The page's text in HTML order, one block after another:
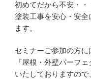
初めてだから不安・
塗装工事を安心・安
ます。
セミナーご参加の方に
『屋根・外壁パーフ
いたしておりますの